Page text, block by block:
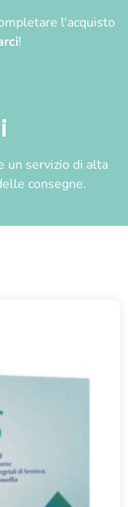
l'acquisto
!
un servizio di alta
consegne.